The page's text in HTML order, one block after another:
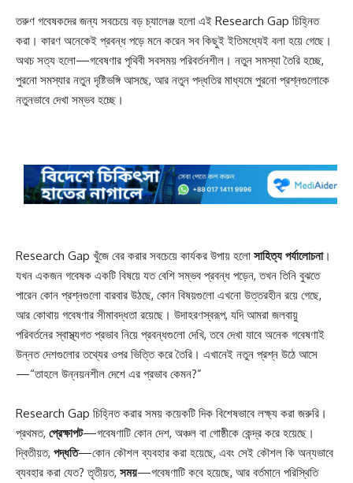
তরুণ গবেষকদের জন্য সবচেয়ে বড় চ্যালেঞ্জ হলো এই Research Gap চিহ্নিত
করা। কারণ অনেকেই প্রবন্ধ পড়ে মনে করেন সব কিছুই ইতিমধ্যেই বলা হয়ে গেছে।
অথচ সত্য হলো—গবেষণার পৃথিবী সবসময় পরিবর্তনশীল। নতুন সমস্যা তৈরি হচ্ছে,
পুরনো সমস্যার নতুন দৃষ্টিভঙ্গি আসছে, আর নতুন পদ্ধতির মাধ্যমে পুরনো প্রশ্নগুলোকে
নতুনভাবে দেখা সম্ভব হচ্ছে।
Research Gap খুঁজে বের করার সবচেয়ে কার্যকর উপায় হলো সাহিত্য পর্যালোচনা।
যখন একজন গবেষক একটি বিষয়ে যত বেশি সম্ভব প্রবন্ধ পড়েন, তখন তিনি বুঝতে
পারেন কোন প্রশ্নগুলো বারবার উঠছে, কোন বিষয়গুলো এখনো উত্তরহীন রয়ে গেছে,
আর কোথায় গবেষণার সীমাবদ্ধতা রয়েছে। উদাহরণস্বরূপ, যদি আমরা জলবায়ু
পরিবর্তনের স্বাস্থ্যগত প্রভাব নিয়ে প্রবন্ধগুলো দেখি, তবে দেখা যাবে অনেক গবেষণাই
উন্নত দেশগুলোর তথ্যের ওপর ভিত্তি করে তৈরি। এখানেই নতুন প্রশ্ন উঠে আসে
—“তাহলে উন্নয়নশীল দেশে এর প্রভাব কেমন?”
Research Gap চিহ্নিত করার সময় কয়েকটি দিক বিশেষভাবে লক্ষ্য করা জরুরি।
প্রথমত, প্রেক্ষাপট—গবেষণাটি কোন দেশ, অঞ্চল বা গোষ্ঠীকে কেন্দ্র করে হয়েছে।
দ্বিতীয়ত, পদ্ধতি—কোন কৌশল ব্যবহার করা হয়েছে, এবং সেই কৌশল কি অন্যভাবে
ব্যবহার করা যেত? তৃতীয়ত, সময়—গবেষণাটি কবে হয়েছে, আর বর্তমানে পরিস্থিতি